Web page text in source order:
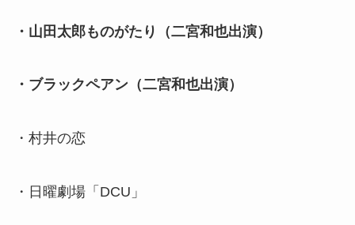
・山田太郎ものがたり（二宮和也出演）
・ブラックペアン（二宮和也出演）
・村井の恋
・日曜劇場「DCU」